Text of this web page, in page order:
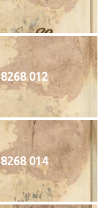
8268 012
8268 014